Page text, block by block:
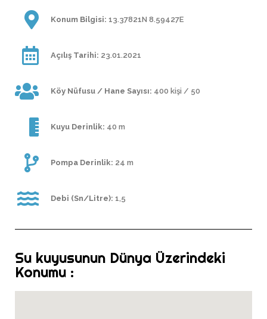
Konum Bilgisi: 13.37821N 8.59427E
Açılış Tarihi: 23.01.2021
Köy Nüfusu / Hane Sayısı: 400 kişi / 50
Kuyu Derinlik: 40 m
Pompa Derinlik: 24 m
Debi (Sn/Litre): 1,5
Su kuyusunun Dünya Üzerindeki
Konumu :